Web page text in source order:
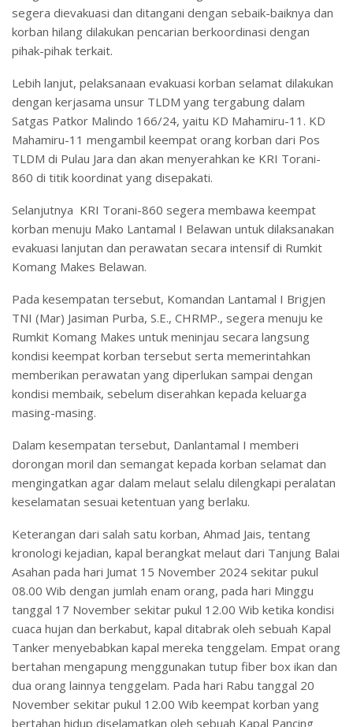
segera dievakuasi dan ditangani dengan sebaik-baiknya dan
korban hilang dilakukan pencarian berkoordinasi dengan
pihak-pihak terkait.
Lebih lanjut, pelaksanaan evakuasi korban selamat dilakukan
dengan kerjasama unsur TLDM yang tergabung dalam
Satgas Patkor Malindo 166/24, yaitu KD Mahamiru-11. KD
Mahamiru-11 mengambil keempat orang korban dari Pos
TLDM di Pulau Jara dan akan menyerahkan ke KRI Torani-
860 di titik koordinat yang disepakati.
Selanjutnya KRI Torani-860 segera membawa keempat
korban menuju Mako Lantamal I Belawan untuk dilaksanakan
evakuasi lanjutan dan perawatan secara intensif di Rumkit
Komang Makes Belawan.
Pada kesempatan tersebut, Komandan Lantamal I Brigjen
TNI (Mar) Jasiman Purba, S.E., CHRMP., segera menuju ke
Rumkit Komang Makes untuk meninjau secara langsung
kondisi keempat korban tersebut serta memerintahkan
memberikan perawatan yang diperlukan sampai dengan
kondisi membaik, sebelum diserahkan kepada keluarga
masing-masing.
Dalam kesempatan tersebut, Danlantamal I memberi
dorongan moril dan semangat kepada korban selamat dan
mengingatkan agar dalam melaut selalu dilengkapi peralatan
keselamatan sesuai ketentuan yang berlaku.
Keterangan dari salah satu korban, Ahmad Jais, tentang
kronologi kejadian, kapal berangkat melaut dari Tanjung Balai
Asahan pada hari Jumat 15 November 2024 sekitar pukul
08.00 Wib dengan jumlah enam orang, pada hari Minggu
tanggal 17 November sekitar pukul 12.00 Wib ketika kondisi
cuaca hujan dan berkabut, kapal ditabrak oleh sebuah Kapal
Tanker menyebabkan kapal mereka tenggelam. Empat orang
bertahan mengapung menggunakan tutup fiber box ikan dan
dua orang lainnya tenggelam. Pada hari Rabu tanggal 20
November sekitar pukul 12.00 Wib keempat korban yang
bertahan hidup diselamatkan oleh sebuah Kapal Pancing